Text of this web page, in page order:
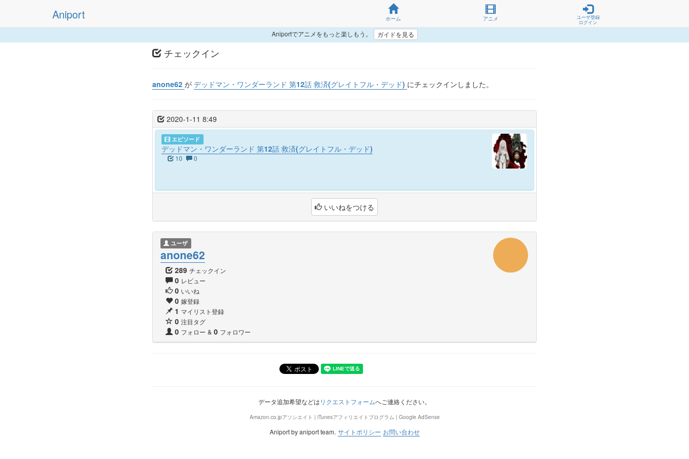
Aniport ホーム アニメ
ユーザ登録
ログイン
Aniportでアニメをもっと楽しもう。 ガイドを見る
チェックイン
anone62 が デッドマン・ワンダーランド 第12話 救済(グレイトフル・デッド) にチェックインしました。
2020-1-11 8:49
エピソード
デッドマン・ワンダーランド 第12話 救済(グレイトフル・デッド)
10 0
いいねをつける
ユーザ
anone62
289 チェックイン
0 レビュー
0 いいね
0 嫁登録
1 マイリスト登録
0 注目タグ
0 フォロー & 0 フォロワー
データ追加希望などはリクエストフォームへご連絡ください。
Amazon.co.jpアソシエイト | iTunesアフィリエイトプログラム | Google AdSense
Aniport by aniport team. サイトポリシー お問い合わせ